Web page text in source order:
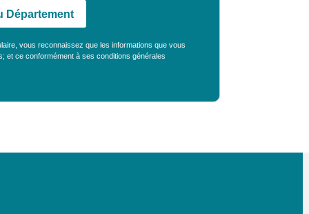
Département
vous reconnaissez que les informations que vous
et ce conformément à ses conditions générales